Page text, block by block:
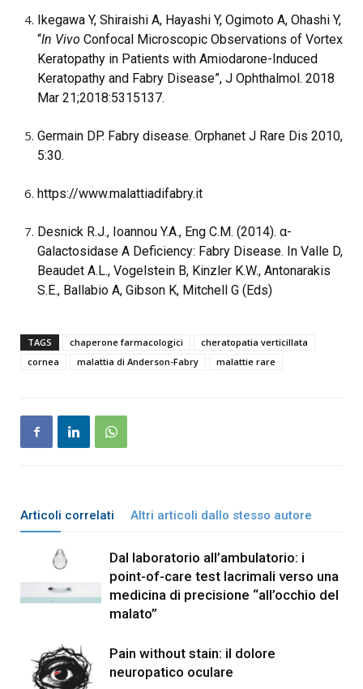
Ikegawa Y, Shiraishi A, Hayashi Y, Ogimoto A, Ohashi Y,
“In Vivo Confocal Microscopic Observations of Vortex
Keratopathy in Patients with Amiodarone-Induced
Keratopathy and Fabry Disease”, J Ophthalmol. 2018
Mar 21;2018:5315137.
Germain DP. Fabry disease. Orphanet J Rare Dis 2010,
5:30.
https://www.malattiadifabry.it
Desnick R.J., Ioannou Y.A., Eng C.M. (2014). α-
Galactosidase A Deficiency: Fabry Disease. In Valle D,
Beaudet A.L., Vogelstein B, Kinzler K.W., Antonarakis
S.E., Ballabio A, Gibson K, Mitchell G (Eds)
TAGS chaperone farmacologici
cheratopatia verticillata
cornea
malattia di Anderson-Fabry malattie rare
Articoli correlati Altri articoli dallo stesso autore
Dal laboratorio all’ambulatorio: i
point-of-care test lacrimali verso una
medicina di precisione “all’occhio del
malato”
Pain without stain: il dolore
neuropatico oculare